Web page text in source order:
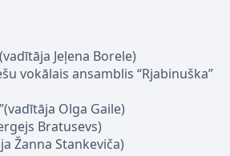
Jeļena Borele)
vokālais ansamblis “Rjabinuška”
Olga Gaile)
Bratusevs)
Žanna Stankeviča)